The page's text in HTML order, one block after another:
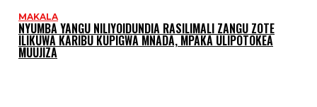
MAKALA
NYUMBA YANGU NILIYOIDUNDIA RASILIMALI ZANGU ZOTE
ILIKUWA KARIBU KUPIGWA MNADA, MPAKA ULIPOTOKEA
MUUJIZA